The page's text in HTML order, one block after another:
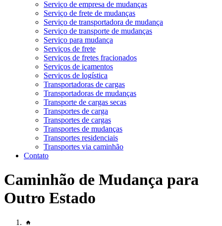
Serviço de empresa de mudanças
Serviço de frete de mudanças
Serviço de transportadora de mudança
Serviço de transporte de mudanças
Serviço para mudança
Serviços de frete
Serviços de fretes fracionados
Serviços de içamentos
Serviços de logística
Transportadoras de cargas
Transportadoras de mudanças
Transporte de cargas secas
Transportes de carga
Transportes de cargas
Transportes de mudanças
Transportes residenciais
Transportes via caminhão
Contato
Caminhão de Mudança para
Outro Estado